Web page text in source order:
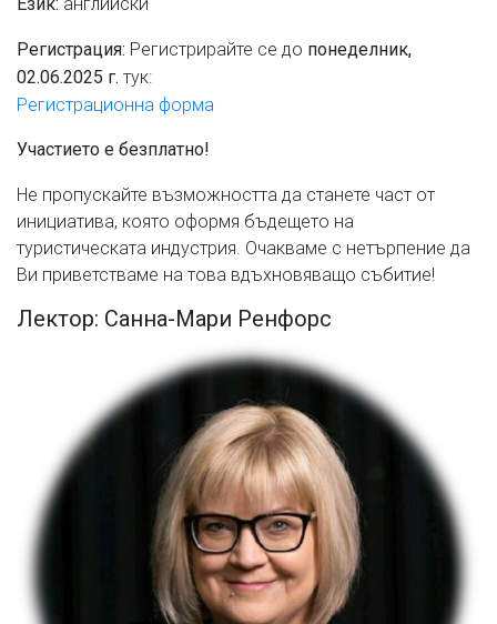
Регистрация: Регистрирайте се до понеделник,
02.06.2025 г. тук:
Регистрационна форма
Участието е безплатно!
Не пропускайте възможността да станете част от
инициатива, която оформя бъдещето на
туристическата индустрия. Очакваме с нетърпение да
Ви приветстваме на това вдъхновяващо събитие!
Лектор: Санна-Мари Ренфорс